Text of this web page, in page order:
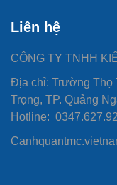
Liên hệ
CÔNG TY TNHH
Địa chỉ: Trường Thọ
Trọng, TP. Quảng
Hotline: